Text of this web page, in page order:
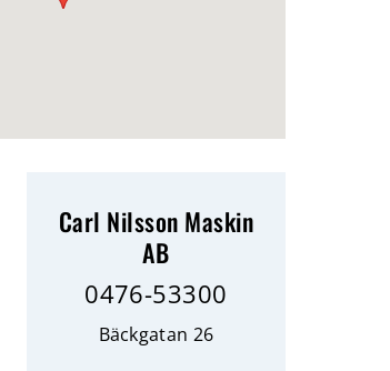
Carl Nilsson Maskin
AB
0476-53300
Bäckgatan 26